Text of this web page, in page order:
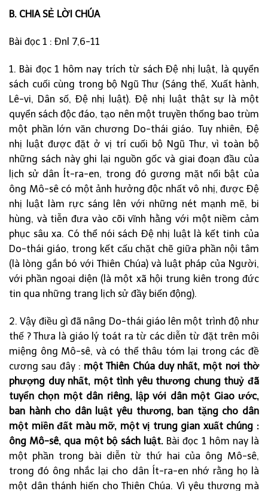
B. CHIA SẺ LỜI CHÚA
Bài đọc 1 : Đnl 7,6-11
1. Bài đọc 1 hôm nay trích từ sách Đệ nhị luật, là quyển
sách cuối cùng trong bộ Ngũ Thư (Sáng thế, Xuất hành,
Lê-vi, Dân số, Đệ nhị luật). Đệ nhị luật thật sự là một
quyển sách độc đáo, tạo nên một truyền thống bao trùm
một phần lớn văn chương Do-thái giáo. Tuy nhiên, Đệ
nhị luật được đặt ở vị trí cuối bộ Ngũ Thư, vì toàn bộ
những sách này ghi lại nguồn gốc và giai đoạn đầu của
lịch sử dân Ít-ra-en, trong đó gương mặt nổi bật của
ông Mô-sê có một ảnh hưởng độc nhất vô nhị, được Đệ
nhị luật làm rực sáng lên với những nét mạnh mẽ, bi
hùng, và tiễn đưa vào cõi vĩnh hằng với một niềm cảm
phục sâu xa. Có thể nói sách Đệ nhị luật là kết tinh của
Do-thái giáo, trong kết cấu chặt chẽ giữa phần nội tâm
(là lòng gắn bó với Thiên Chúa) và luật pháp của Người,
với phần ngoại diện (là một xã hội trung kiên trong đức
tin qua những trang lịch sử đầy biến động).
2. Vậy điều gì đã nâng Do-thái giáo lên một trình độ như
thế ? Thưa là giáo lý toát ra từ các diễn từ đặt trên môi
miệng ông Mô-sê, và có thể thâu tóm lại trong các đề
cương sau đây : một Thiên Chúa duy nhất, một nơi thờ
phượng duy nhất, một tình yêu thương chung thuỷ đã
tuyển chọn một dân riêng, lập với dân một Giao ước,
ban hành cho dân luật yêu thương, ban tặng cho dân
một miền đất màu mỡ, một vị trung gian xuất chúng :
ông Mô-sê, qua một bộ sách luật. Bài đọc 1 hôm nay là
một phần trong bài diễn từ thứ hai của ông Mô-sê,
trong đó ông nhắc lại cho dân Ít-ra-en nhớ rằng họ là
một dân thánh hiến cho Thiên Chúa. Vì yêu thương mà